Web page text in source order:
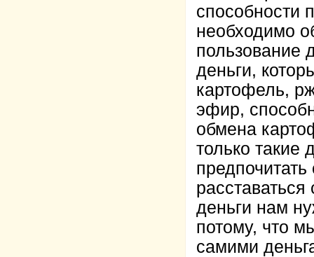
способности
необходимо
пользование
деньги,
картофель,
эфир,
обмена
только такие
деньги нам
потому, что
самими